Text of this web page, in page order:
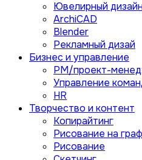
Ювелирный дизайн
ArchiCAD
Blender
Рекламный дизай
Бизнес и управление
PM/проект-
Управление
HR
Творчество и контент
Копирайтинг
Рисование на
Рисование